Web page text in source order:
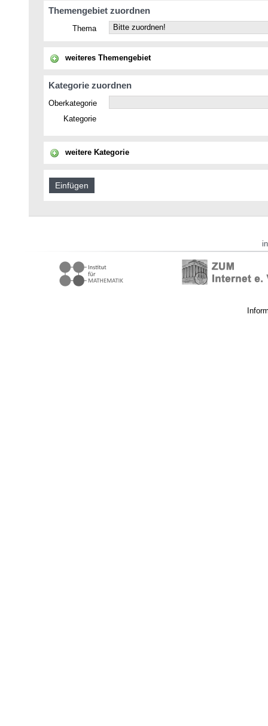
Themengebiet zuordnen
Thema
weiteres Themengebiet
Kategorie zuordnen
Oberkategorie
Kategorie
weitere Kategorie